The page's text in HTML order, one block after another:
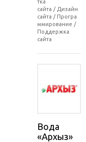
тка
сайта / Дизайн
сайта / Програ
ммирование /
Поддержка
сайта
Вода
«Архыз»